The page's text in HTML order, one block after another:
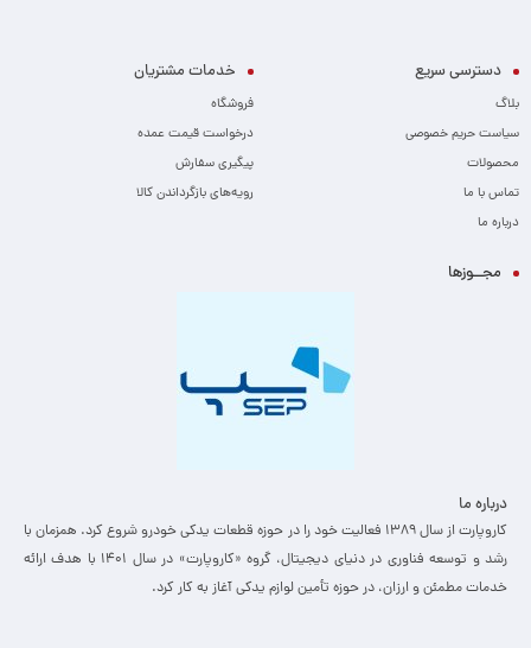
دسترسی سریع
بلاگ
سیاست حریم خصوصی
محصولات
تماس با ما
درباره ما
خدمات مشتریان
فروشگاه
درخواست قیمت عمده
پیگیری سفارش
رویه‌های بازگرداندن کالا
مجــوزها
درباره ما
کاروپارت از سال ۱۳۸۹ فعالیت خود را در حوزه قطعات یدکی خودرو شروع کرد. همزمان با
رشد و توسعه فناوری در دنیای دیجیتال، گروه «کاروپارت» در سال ۱۴۰۱ با هدف ارائه
خدمات مطمئن و ارزان، ­در حوزه تأمین لوازم یدکی آغاز به کار کرد.